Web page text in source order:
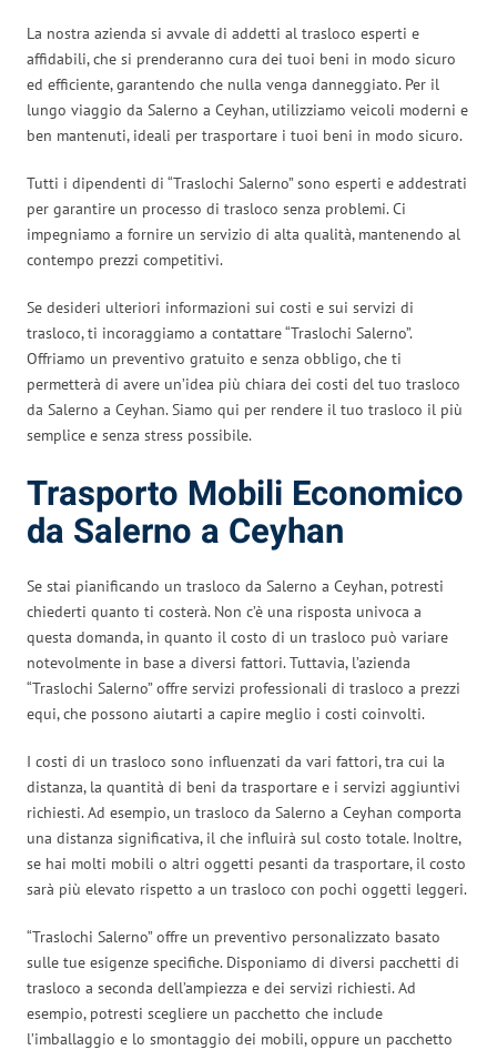
La nostra azienda si avvale di addetti al trasloco esperti e
affidabili, che si prenderanno cura dei tuoi beni in modo sicuro
ed efficiente, garantendo che nulla venga danneggiato. Per il
lungo viaggio da Salerno a Ceyhan, utilizziamo veicoli moderni e
ben mantenuti, ideali per trasportare i tuoi beni in modo sicuro.
Tutti i dipendenti di “Traslochi Salerno” sono esperti e addestrati
per garantire un processo di trasloco senza problemi. Ci
impegniamo a fornire un servizio di alta qualità, mantenendo al
contempo prezzi competitivi.
Se desideri ulteriori informazioni sui costi e sui servizi di
trasloco, ti incoraggiamo a contattare “Traslochi Salerno”.
Offriamo un preventivo gratuito e senza obbligo, che ti
permetterà di avere un’idea più chiara dei costi del tuo trasloco
da Salerno a Ceyhan. Siamo qui per rendere il tuo trasloco il più
semplice e senza stress possibile.
Trasporto Mobili Economico
da Salerno a Ceyhan
Se stai pianificando un trasloco da Salerno a Ceyhan, potresti
chiederti quanto ti costerà. Non c’è una risposta univoca a
questa domanda, in quanto il costo di un trasloco può variare
notevolmente in base a diversi fattori. Tuttavia, l’azienda
“Traslochi Salerno” offre servizi professionali di trasloco a prezzi
equi, che possono aiutarti a capire meglio i costi coinvolti.
I costi di un trasloco sono influenzati da vari fattori, tra cui la
distanza, la quantità di beni da trasportare e i servizi aggiuntivi
richiesti. Ad esempio, un trasloco da Salerno a Ceyhan comporta
una distanza significativa, il che influirà sul costo totale. Inoltre,
se hai molti mobili o altri oggetti pesanti da trasportare, il costo
sarà più elevato rispetto a un trasloco con pochi oggetti leggeri.
“Traslochi Salerno” offre un preventivo personalizzato basato
sulle tue esigenze specifiche. Disponiamo di diversi pacchetti di
trasloco a seconda dell’ampiezza e dei servizi richiesti. Ad
esempio, potresti scegliere un pacchetto che include
l’imballaggio e lo smontaggio dei mobili, oppure un pacchetto